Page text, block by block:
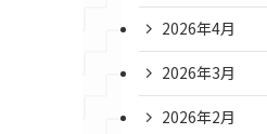
2026年4月
2026年3月
2026年2月